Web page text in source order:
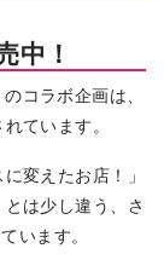
中！
コラボ企画は、
ています。
変えたお店！」
は少し違う、さ
います。